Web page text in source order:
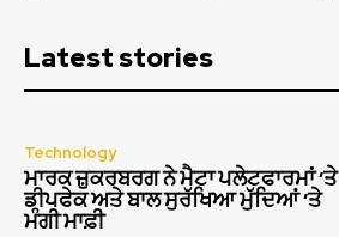
Latest stories
Technology
ਮਾਰਕ ਜ਼ੁਕਰਬਰਗ ਨੇ ਮੈਟਾ ਪਲੇਟਫਾਰਮਾਂ ‘ਤੇ
ਡੀਪਫੇਕ ਅਤੇ ਬਾਲ ਸੁਰੱਖਿਆ ਮੁੱਦਿਆਂ ‘ਤੇ
ਮੰਗੀ ਮਾਫ਼ੀ